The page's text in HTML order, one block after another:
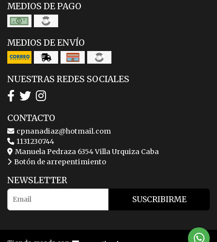
MEDIOS DE PAGO
MEDIOS DE ENVÍO
NUESTRAS REDES SOCIALES
CONTACTO
cpnanadiaz@hotmail.com
1131230744
Manuela Pedraza 6354 Villa Urquiza Caba
Botón de arrepentimiento
NEWSLETTER
SUSCRIBIRME